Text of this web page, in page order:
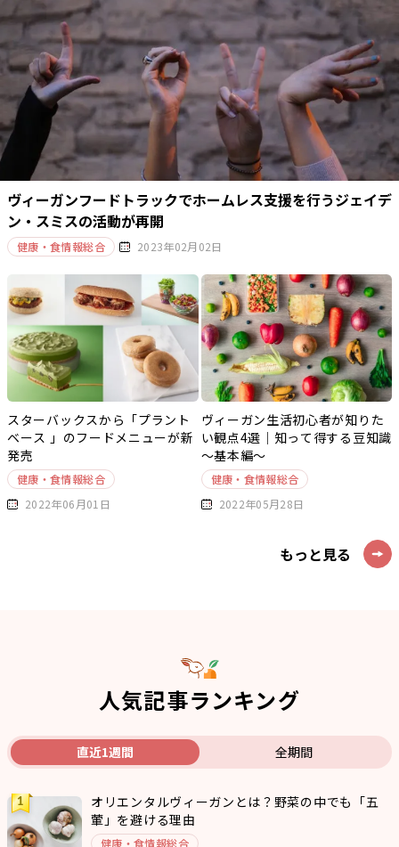
ヴィーガンフードトラックでホームレス支援を行うジェイデ
ン・スミスの活動が再開
健康・食情報総合 2023年02月02日
スターバックスから「プラント
ベース 」のフードメニューが新
発売
健康・食情報総合
2022年06月01日
ヴィーガン生活初心者が知りた
い観点4選｜知って得する豆知識
～基本編～
健康・食情報総合
2022年05月28日
もっと見る
人気記事ランキング
直近1週間 全期間
オリエンタルヴィーガンとは？野菜の中でも「五
葷」を避ける理由
健康・食情報総合